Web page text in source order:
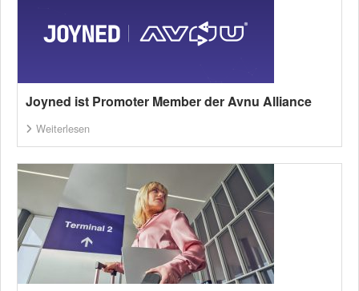
Joyned ist Promoter Member der Avnu Alliance
Weiterlesen